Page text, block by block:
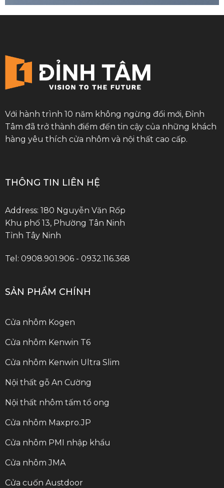
Với hành trình 10 năm không ngừng đổi mới, Đỉnh
Tâm đã trở thành điểm đến tin cậy của những khách
hàng yêu thích cửa nhôm và nội thất cao cấp.
THÔNG TIN LIÊN HỆ
Address: 180 Nguyễn Văn Rốp
Khu phố 13, Phường Tân Ninh
Tỉnh Tây Ninh
Tel: 0908.901.906 - 0932.116.368
SẢN PHẨM CHÍNH
Cửa nhôm Kogen
Cửa nhôm Kenwin T6
Cửa nhôm Kenwin Ultra Slim
Nội thất gỗ An Cường
Nội thất nhôm tấm tổ ong
Cửa nhôm Maxpro.JP
Cửa nhôm PMI nhập khẩu
Cửa nhôm JMA
Cửa cuốn Austdoor